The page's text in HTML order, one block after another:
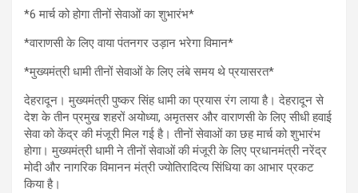
*6 मार्च को होगा तीनों सेवाओं का शुभारंभ*
*वाराणसी के लिए वाया पंतनगर उड़ान भरेगा विमान*
*मुख्यमंत्री धामी तीनों सेवाओं के लिए लंबे समय थे प्रयासरत*
देहरादून। मुख्यमंत्री पुष्कर सिंह धामी का प्रयास रंग लाया है। देहरादून से
देश के तीन प्रमुख शहरों अयोध्या, अमृतसर और वाराणसी के लिए सीधी हवाई
सेवा को केंद्र की मंजूरी मिल गई है। तीनों सेवाओं का छह मार्च को शुभारंभ
होगा। मुख्यमंत्री धामी ने तीनों सेवाओं की मंजूरी के लिए प्रधानमंत्री नरेंद्र
मोदी और नागरिक विमानन मंत्री ज्योतिरादित्य सिंधिया का आभार प्रकट
किया है।